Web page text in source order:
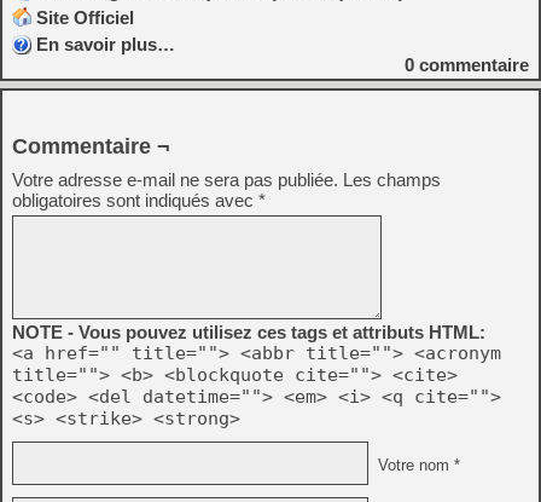
Site Officiel
En savoir plus…
0 commentaire
Commentaire ¬
Votre adresse e-mail ne sera pas publiée. Les champs
obligatoires sont indiqués avec *
NOTE - Vous pouvez utilisez ces tags et attributs HTML:
<a href="" title=""> <abbr title=""> <acronym
title=""> <b> <blockquote cite=""> <cite>
<code> <del datetime=""> <em> <i> <q cite="">
<s> <strike> <strong>
Votre nom *